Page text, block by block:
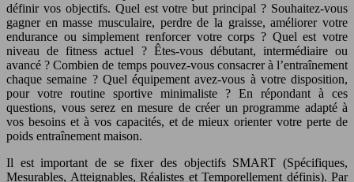
définir vos objectifs. Quel est votre but principal ? Souhaitez-vous
gagner en masse musculaire, perdre de la graisse, améliorer votre
endurance ou simplement renforcer votre corps ? Quel est votre
niveau de fitness actuel ? Êtes-vous débutant, intermédiaire ou
avancé ? Combien de temps pouvez-vous consacrer à l’entraînement
chaque semaine ? Quel équipement avez-vous à votre disposition,
pour votre routine sportive minimaliste ? En répondant à ces
questions, vous serez en mesure de créer un programme adapté à
vos besoins et à vos capacités, et de mieux orienter votre perte de
poids entraînement maison.
Il est important de se fixer des objectifs SMART (Spécifiques,
Mesurables, Atteignables, Réalistes et Temporellement définis). Par